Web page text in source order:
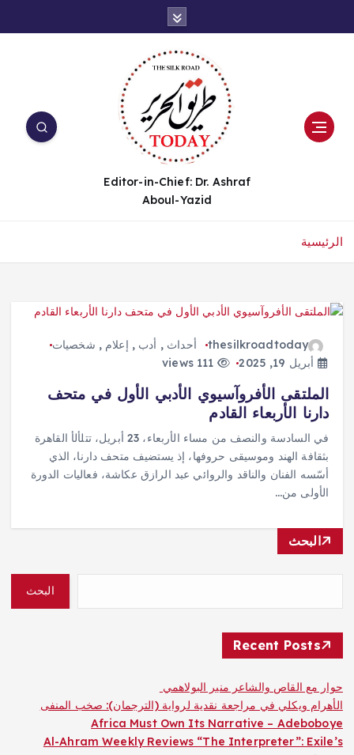
ت
Editor-in-Chief: Dr. Ashraf
Aboul-Yazid
الرئيسية
thesilkroadtoday أحداث , أدب , إعلام , شخصيات
أبريل 19, 2025
الملتقى الأفروآسيوي الأدبي الأول في متحف
دارنا الأربعاء القادم
في السادسة والنصف من مساء الأربعاء، 23 أبريل، تتلألأ القاهرة
بثقافة الهند وموسيقى حروفها، إذ يستضيف متحف دارنا، الذي
أسّسه الفنان والناقد والروائي عبد الرازق عكاشة، فعاليات الدورة
الأولى من…
البحث
البحث
Recent Posts
حوار مع القاص والشاعر منير البولاهمي
الأهرام ويكلي في مراجعة نقدية لرواية (الترجمان): صخب المنفى
Africa Must Own Its Narrative – Adeboboye
Al-Ahram Weekly Reviews “The Interpreter”: Exile’s